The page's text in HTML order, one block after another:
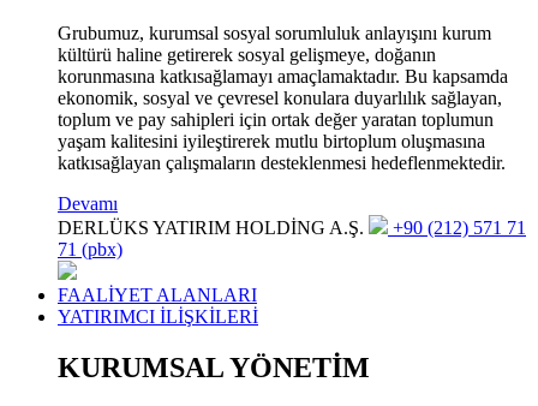
Grubumuz, kurumsal sosyal sorumluluk anlayışını kurum
kültürü haline getirerek sosyal gelişmeye, doğanın
korunmasına katkısağlamayı amaçlamaktadır. Bu kapsamda
ekonomik, sosyal ve çevresel konulara duyarlılık sağlayan,
toplum ve pay sahipleri için ortak değer yaratan toplumun
yaşam kalitesini iyileştirerek mutlu birtoplum oluşmasına
katkısağlayan çalışmaların desteklenmesi hedeflenmektedir.
Devamı
DERLÜKS YATIRIM HOLDİNG A.Ş.
+90 (212) 571 71
71 (pbx)
FAALİYET ALANLARI
YATIRIMCI İLİŞKİLERİ
KURUMSAL YÖNETİM